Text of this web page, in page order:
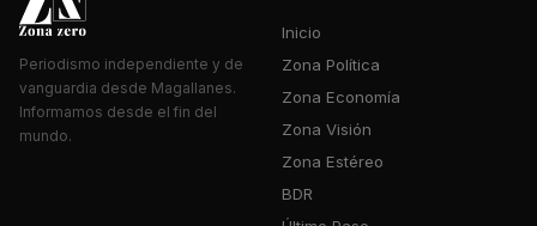
Periodismo independiente y de
vanguardia desde Magallanes.
Informamos desde el fin del
mundo.
Inicio
Zona Política
Zona Economía
Zona Visión
Zona Estéreo
BDR